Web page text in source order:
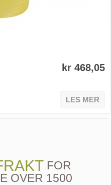
kr 468,05
LES MER
FOR
OVER 1500